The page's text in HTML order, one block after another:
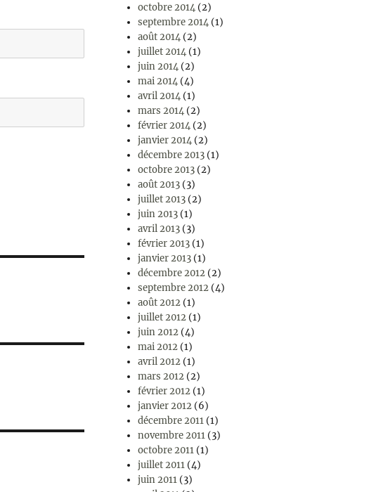
octobre 2014 (2)
septembre 2014 (1)
août 2014 (2)
juillet 2014 (1)
juin 2014 (2)
mai 2014 (4)
avril 2014 (1)
mars 2014 (2)
février 2014 (2)
janvier 2014 (2)
décembre 2013 (1)
octobre 2013 (2)
août 2013 (3)
juillet 2013 (2)
juin 2013 (1)
avril 2013 (3)
février 2013 (1)
janvier 2013 (1)
décembre 2012 (2)
septembre 2012 (4)
août 2012 (1)
juillet 2012 (1)
juin 2012 (4)
mai 2012 (1)
avril 2012 (1)
mars 2012 (2)
février 2012 (1)
janvier 2012 (6)
décembre 2011 (1)
novembre 2011 (3)
octobre 2011 (1)
juillet 2011 (4)
juin 2011 (3)